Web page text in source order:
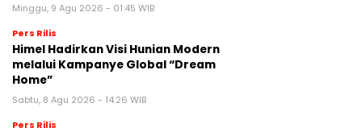
Minggu, 9 Agu 2026 - 01:45 WIB
Pers Rilis
Himel Hadirkan Visi Hunian Modern
melalui Kampanye Global “Dream
Home”
Sabtu, 8 Agu 2026 - 14:26 WIB
Pers Rilis